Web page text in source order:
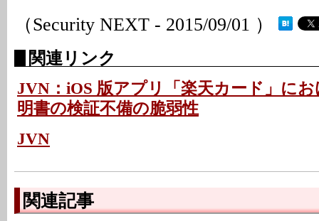
（Security NEXT - 2015/09/01 ）
関連リンク
JVN：iOS 版アプリ「楽天カード」に
明書の検証不備の脆弱性
JVN
関連記事